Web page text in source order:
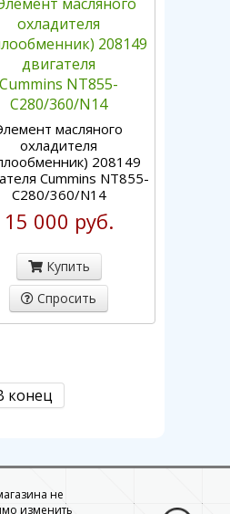
масляного
охладителя
208149
Cummins NT855-
C280/360/N14
15 000 руб.
Купить
Спросить
конец
не
изменить